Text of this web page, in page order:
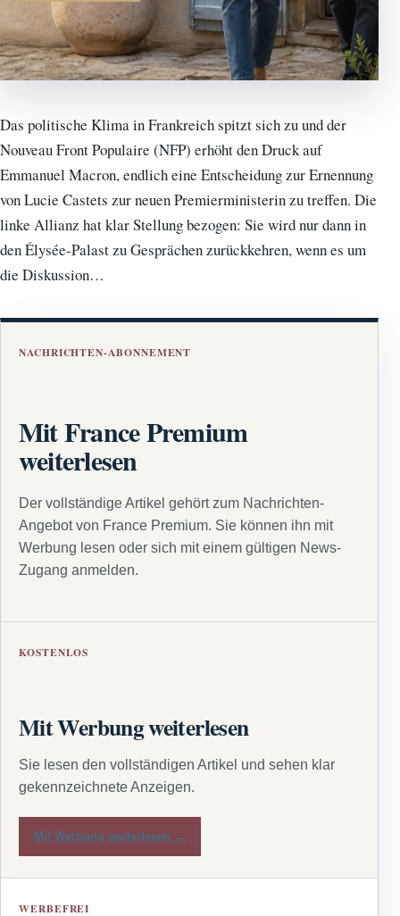
Das politische Klima in Frankreich spitzt sich zu und der
Nouveau Front Populaire (NFP) erhöht den Druck auf
Emmanuel Macron, endlich eine Entscheidung zur Ernennung
von Lucie Castets zur neuen Premierministerin zu treffen. Die
linke Allianz hat klar Stellung bezogen: Sie wird nur dann in
den Élysée-Palast zu Gesprächen zurückkehren, wenn es um
die Diskussion…
NACHRICHTEN-ABONNEMENT
Mit France Premium
weiterlesen
Der vollständige Artikel gehört zum Nachrichten-
Angebot von France Premium. Sie können ihn mit
Werbung lesen oder sich mit einem gültigen News-
Zugang anmelden.
KOSTENLOS
Mit Werbung weiterlesen
Sie lesen den vollständigen Artikel und sehen klar
gekennzeichnete Anzeigen.
Mit Werbung weiterlesen →
WERBEFREI